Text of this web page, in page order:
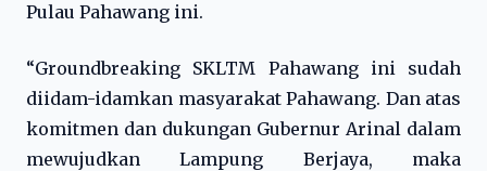
Pulau Pahawang ini.
“Groundbreaking SKLTM Pahawang ini sudah
diidam-idamkan masyarakat Pahawang. Dan atas
komitmen dan dukungan Gubernur Arinal dalam
mewujudkan Lampung Berjaya, maka